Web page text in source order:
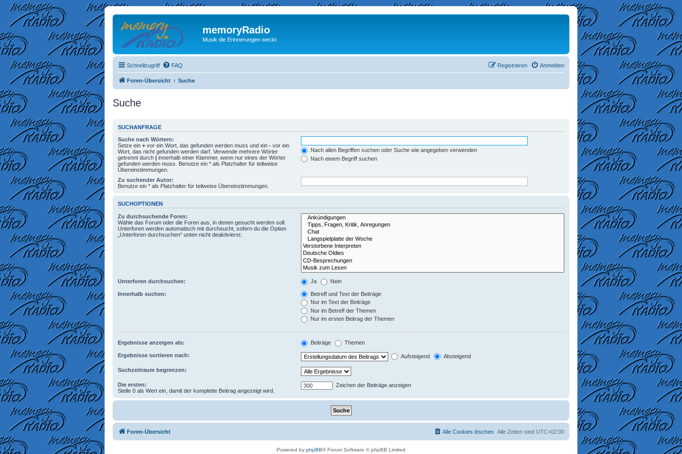
memoryRadio
Musik die Erinnerungen weckt
Schnellzugriff FAQ Anmelden
Registrieren
Foren-Übersicht Suche
Suche
SUCHANFRAGE
Suche nach Wörtern:
Setze ein + vor ein Wort, das gefunden werden muss und ein - vor ein
Wort, das nicht gefunden werden darf. Verwende mehrere Wörter
getrennt durch | innerhalb einer Klammer, wenn nur eines der Wörter
gefunden werden muss. Benutze ein * als Platzhalter für teilweise
Übereinstimmungen.
Nach allen Begriffen suchen oder Suche wie angegeben verwenden
Nach einem Begriff suchen
Zu suchender Autor:
Benutze ein * als Platzhalter für teilweise Übereinstimmungen.
SUCHOPTIONEN
Zu durchsuchende Foren:
Wähle das Forum oder die Foren aus, in denen gesucht werden soll.
Unterforen werden automatisch mit durchsucht, sofern du die Option
„Unterforen durchsuchen“ unten nicht deaktivierst.
Unterforen durchsuchen: Ja Nein
Innerhalb suchen:
Betreff und Text der Beiträge
Nur im Text der Beiträge
Nur im Betreff der Themen
Nur im ersten Beitrag der Themen
Ergebnisse anzeigen als: Beiträge Themen
Ergebnisse sortieren nach: Aufsteigend Absteigend
Suchzeitraum begrenzen:
Die ersten:
Stelle 0 als Wert ein, damit der komplette Beitrag angezeigt wird.
Zeichen der Beiträge anzeigen
Foren-Übersicht Alle Zeiten sind UTC+02:00
Alle Cookies löschen
Powered by phpBB® Forum Software © phpBB Limited